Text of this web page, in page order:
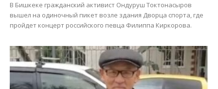
В Бишкеке гражданский активист Ондуруш Токтонасыров
вышел на одиночный пикет возле здания Дворца спорта, где
пройдет концерт российского певца Филиппа Киркорова.